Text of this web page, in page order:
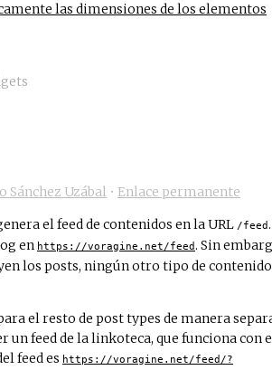
las dimensiones de los elementos
Sánchez Uzábal • Enlace permanente
el feed de contenidos en la URL /feed.
en https://voragine.net/feed. Sin
los posts, ningún otro tipo de
el resto de post types de manera
un feed de la linkoteca, que funciona con
feed es https://voragine.net/feed/?